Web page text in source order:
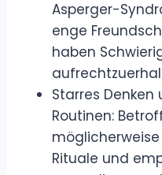
Asperger-
enge
haben
Starres
Routinen:
Rituale und